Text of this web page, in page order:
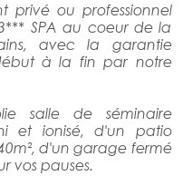
privé ou professionnel
SPA au coeur de la
avec la garantie
à la fin par notre
salle de séminaire
et ionisé, d'un patio
d'un garage fermé
vos pauses.